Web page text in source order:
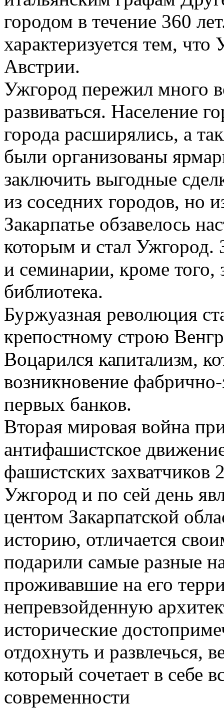
городом в течение 360
характеризуется тем,
Австрии.
Ужгород пережил много
развиваться. Население
города расширялись, а
были организованы
заключить выгодные
из соседних городов, но
Закарпатье обзавелось
которым и стал
и семинарии, кроме того,
библиотека.
Буржуазная революция
крепостному строю
Воцарился капитализм,
возникновение
первых банков.
Вторая мировая война
антифашистское
фашистских захватчиков
Ужгород и по сей день
центом Закарпатской
историю, отличается
подарили самые разные
проживавшие на его
непревзойденную
исторические
отдохнуть и развлечься,
который сочетает в себе
современности